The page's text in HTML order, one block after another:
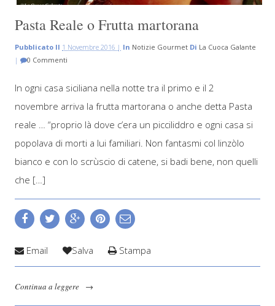
Pasta Reale o Frutta martorana
Pubblicato Il 1 Novembre 2016 | In Notizie Gourmet Di La Cuoca Galante
|
0 Commenti
In ogni casa siciliana nella notte tra il primo e il 2
novembre arriva la frutta martorana o anche detta Pasta
reale … “proprio là dove c’era un picciliddro e ogni casa si
popolava di morti a lui familiari. Non fantasmi col linzòlo
bianco e con lo scrùscio di catene, si badi bene, non quelli
che […]
Email Salva Stampa
Continua a leggere →